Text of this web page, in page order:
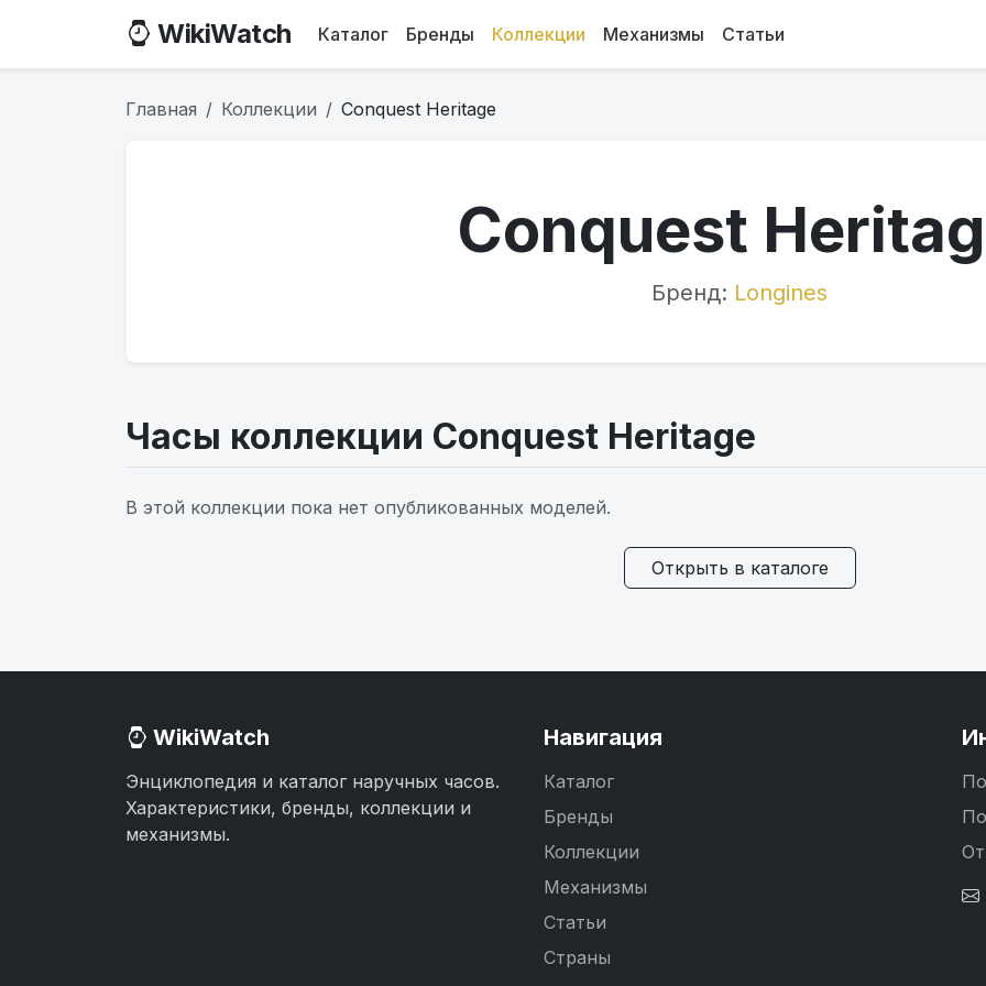
WikiWatch Каталог Бренды Коллекции Механизмы Статьи
Главная Коллекции Conquest Heritage
Conquest
Бренд: Longines
Часы коллекции Conquest Heritage
В этой коллекции пока нет опубликованных моделей.
Открыть в каталоге
WikiWatch
Энциклопедия и каталог наручных часов.
Характеристики, бренды, коллекции и
механизмы.
Навигация
Каталог
Бренды
Коллекции
Механизмы
Статьи
Страны